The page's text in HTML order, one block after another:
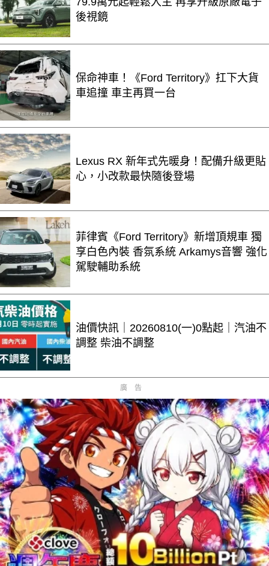
後視鏡
保命神車！《Ford Territory》扛下大貨
車追撞 車主再買一台
Lexus RX 新年式先暖身！配備升級更貼
心，小改款最快隨後登場
菲律賓《Ford Territory》新增頂規車 獨
享白色內裝 香氛系統 Arkamys音響 強化
駕駛輔助系統
油價快訊｜20260810(一)0點起｜汽油不
調整 柴油不調整
廣告